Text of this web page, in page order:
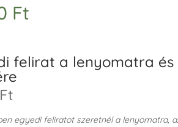
Ft
felirat a lenyomatra és
egyedi feliratot szeretnél a lenyomatra,